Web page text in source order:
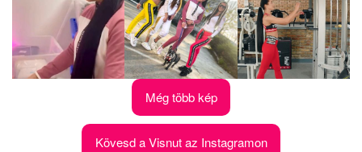
Még több kép
Kövesd a Visnut az Instagramon